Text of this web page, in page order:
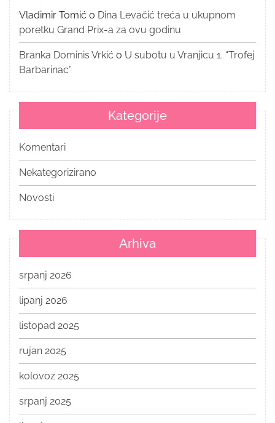
Vladimir Tomić o Dina Levačić treća u ukupnom
poretku Grand Prix-a za ovu godinu
Branka Dominis Vrkić o U subotu u Vranjicu 1. “Trofej
Barbarinac”
Kategorije
Komentari
Nekategorizirano
Novosti
Arhiva
srpanj 2026
lipanj 2026
listopad 2025
rujan 2025
kolovoz 2025
srpanj 2025